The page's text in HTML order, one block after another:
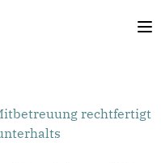
rechtfertigt